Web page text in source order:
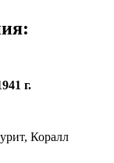
г.
Коралл